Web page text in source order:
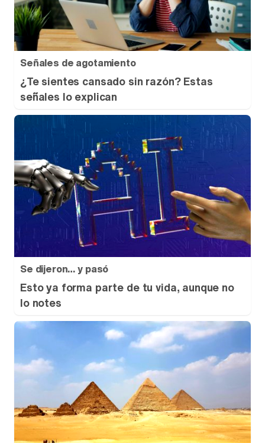
Señales de agotamiento
¿Te sientes cansado sin razón? Estas
señales lo explican
Se dijeron… y pasó
Esto ya forma parte de tu vida, aunque no
lo notes